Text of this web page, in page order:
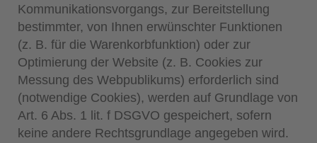
Kommunikationsvorgangs, zur Bereitstellung
bestimmter, von Ihnen erwünschter Funktionen
(z. B. für die Warenkorbfunktion) oder zur
Optimierung der Website (z. B. Cookies zur
Messung des Webpublikums) erforderlich sind
(notwendige Cookies), werden auf Grundlage von
Art. 6 Abs. 1 lit. f DSGVO gespeichert, sofern
keine andere Rechtsgrundlage angegeben wird.